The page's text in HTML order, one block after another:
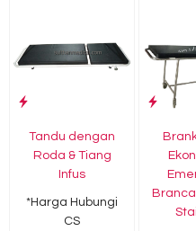
Tandu dengan
Roda & Tiang
Infus
*Harga Hubungi
CS